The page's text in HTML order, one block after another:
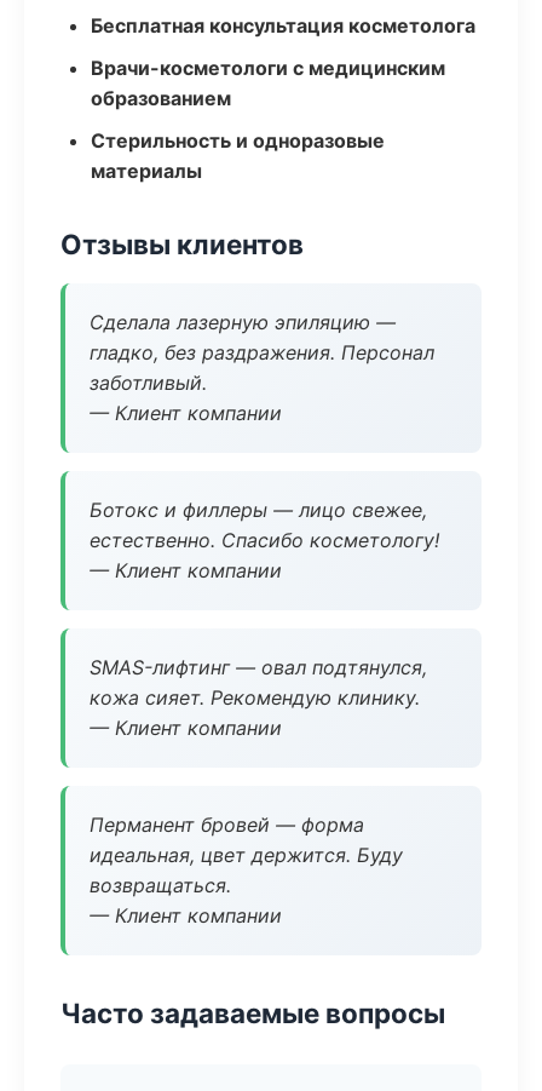
Бесплатная консультация косметолога
Врачи-косметологи с медицинским
образованием
Стерильность и одноразовые
материалы
Отзывы клиентов
Сделала лазерную эпиляцию —
гладко, без раздражения. Персонал
заботливый.
— Клиент компании
Ботокс и филлеры — лицо свежее,
естественно. Спасибо косметологу!
— Клиент компании
SMAS-лифтинг — овал подтянулся,
кожа сияет. Рекомендую клинику.
— Клиент компании
Перманент бровей — форма
идеальная, цвет держится. Буду
возвращаться.
— Клиент компании
Часто задаваемые вопросы